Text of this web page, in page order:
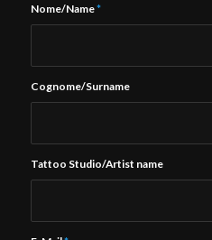
Nome/Name*
Cognome/Surname
Tattoo Studio/Artist name